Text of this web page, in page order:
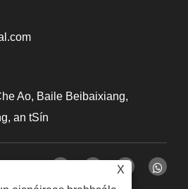
Ao, Baile Beibaixiang,
an tSín
X